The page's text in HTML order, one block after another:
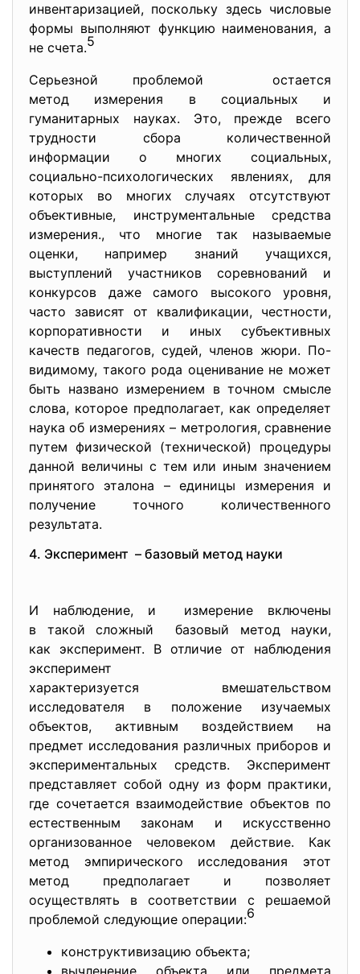
инвентаризацией, поскольку здесь числовые
формы выполняют функцию наименования, а
не счета.5
Серьезной проблемой остается
метод измерения в социальных и
гуманитарных науках. Это, прежде всего
трудности сбора количественной
информации о многих социальных,
социально-психологических явлениях, для
которых во многих случаях отсутствуют
объективные, инструментальные средства
измерения., что многие так называемые
оценки, например знаний учащихся,
выступлений участников соревнований и
конкурсов даже самого высокого уровня,
часто зависят от квалификации, честности,
корпоративности и иных субъективных
качеств педагогов, судей, членов жюри. По-
видимому, такого рода оценивание не может
быть названо измерением в точном смысле
слова, которое предполагает, как определяет
наука об измерениях – метрология, сравнение
путем физической (технической) процедуры
данной величины с тем или иным значением
принятого эталона – единицы измерения и
получение точного количественного
результата.
4. Эксперимент – базовый метод науки
И наблюдение, и измерение включены
в такой сложный базовый метод науки,
как эксперимент. В отличие от наблюдения
эксперимент
характеризуется вмешательством
исследователя в положение изучаемых
объектов, активным воздействием на
предмет исследования различных приборов и
экспериментальных средств. Эксперимент
представляет собой одну из форм практики,
где сочетается взаимодействие объектов по
естественным законам и искусственно
организованное человеком действие. Как
метод эмпирического исследования этот
метод предполагает и позволяет
осуществлять в соответствии с решаемой
проблемой следующие операции:6
конструктивизацию объекта;
вычленение объекта или предмета